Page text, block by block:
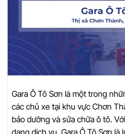
Gara Ô Tô Sơn là một trong
các chủ xe tại khu vực Chơn
bảo dưỡng và sửa chữa ô tô.
dạng dịch vụ, Gara Ô Tô Sơn